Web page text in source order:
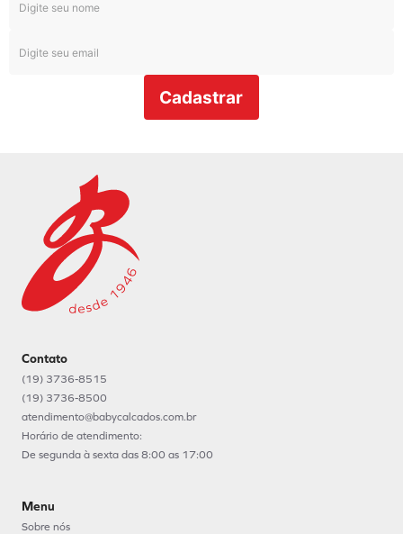
Cadastrar
Contato
(19) 3736-8515
(19) 3736-8500
atendimento@babycalcados.com.br
Horário de atendimento:
De segunda à sexta das 8:00 as 17:00
Menu
Sobre nós